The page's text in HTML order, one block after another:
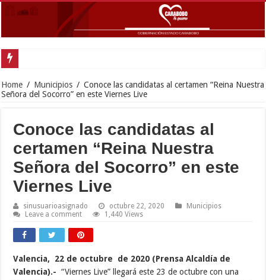
Home / Municipios / Conoce las candidatas al certamen “Reina Nuestra
Señora del Socorro” en este Viernes Live
Conoce las candidatas al
certamen “Reina Nuestra
Señora del Socorro” en este
Viernes Live
sinusuarioasignado octubre 22, 2020
Municipios
Leave a comment
1,440 Views
Valencia, 22 de octubre de 2020 (Prensa Alcaldía de
Valencia).- “Viernes Live” llegará este 23 de octubre con una